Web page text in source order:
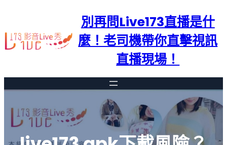
主
要
別再問Live173直播是什
麼！老司機帶你直擊視訊
直播現場！